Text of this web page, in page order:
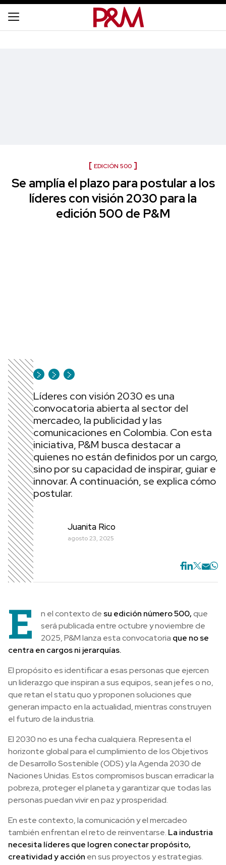
EDICIÓN 500
Se amplía el plazo para postular a los
líderes con visión 2030 para la
edición 500 de P&M
Líderes con visión 2030 es una
convocatoria abierta al sector del
mercadeo, la publicidad y las
comunicaciones en Colombia. Con esta
iniciativa, P&M busca destacar a
quienes no están definidos por un cargo,
sino por su capacidad de inspirar, guiar e
innovar. A continuación, se explica cómo
postular.
Juanita Rico
agosto 23, 2025
E n el contexto de su edición número 500,que
será publicada entre octubre y noviembre de
2025, P&M lanza esta convocatoria que no se
centra en cargos ni jerarquías.
El propósito es identificar a esas personas que ejercen
un liderazgo que inspiran a sus equipos, sean jefes o no,
que retan el statu quo y proponen soluciones que
generan impacto en la actualidad, mientras construyen
el futuro de la industria.
El 2030 no es una fecha cualquiera. Representa el
horizonte global para el cumplimiento de los Objetivos
de Desarrollo Sostenible (ODS) y la Agenda 2030 de
Naciones Unidas. Estos compromisos buscan erradicar la
pobreza, proteger el planeta y garantizar que todas las
personas puedan vivir en paz y prosperidad.
En este contexto, la comunicación y el mercadeo
también enfrentan el reto de reinventarse. La industria
necesita líderes que logren conectar propósito,
creatividad y acción en sus proyectos y estrategias.